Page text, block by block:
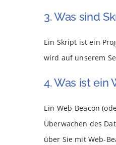
3. Was sind
Ein Skript ist ein
wird auf unserem
4. Was ist ein
Ein Web-Beacon
Überwachen des
über Sie mit Web-